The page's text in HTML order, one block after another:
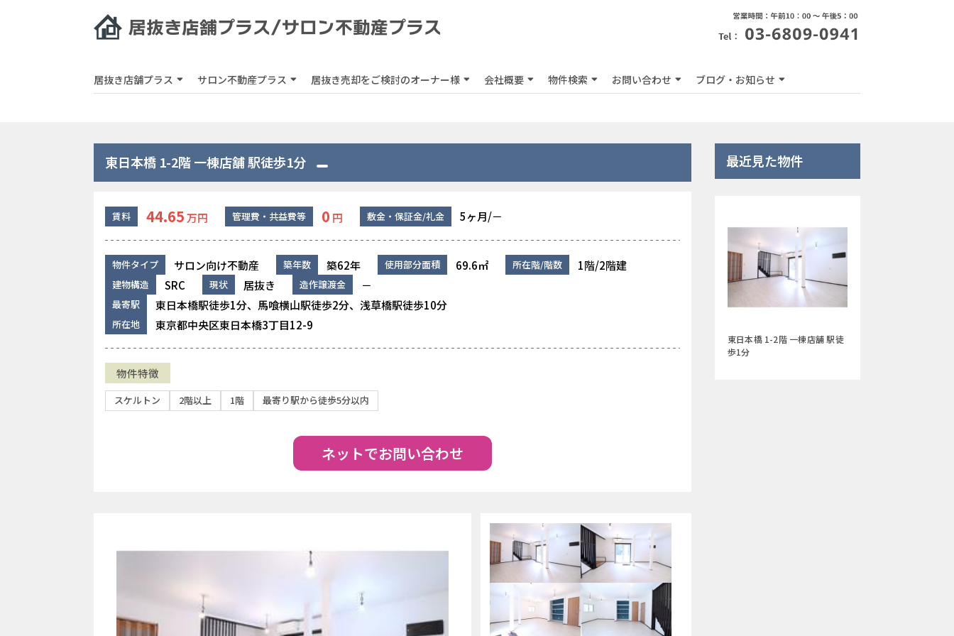
居抜き店舗プラス サロン不動産プラス 居抜き売却をご検討のオーナー様 会社概要 物件検索 お問い合わせ ブログ・お知らせ
東日本橋 1-2階 一棟店舗 駅徒歩1分
賃料 44.65万円 管理費・共益費等 0 円 敷金・保証金/礼金 5ヶ月/－
物件タイプ サロン向け不動産 築年数 築62年 使用部分面積 69.6㎡ 所在階/階数 1階/2階建
建物構造 SRC 現状 居抜き 造作譲渡金 －
最寄駅 東日本橋駅徒歩1分、馬喰横山駅徒歩2分、浅草橋駅徒歩10分
所在地 東京都中央区東日本橋3丁目12-9
物件特徴
スケルトン 2階以上 1階 最寄り駅から徒歩5分以内
ネットでお問い合わせ
最近見た物件
東日本橋 1-2階 一棟店舗 駅徒
歩1分